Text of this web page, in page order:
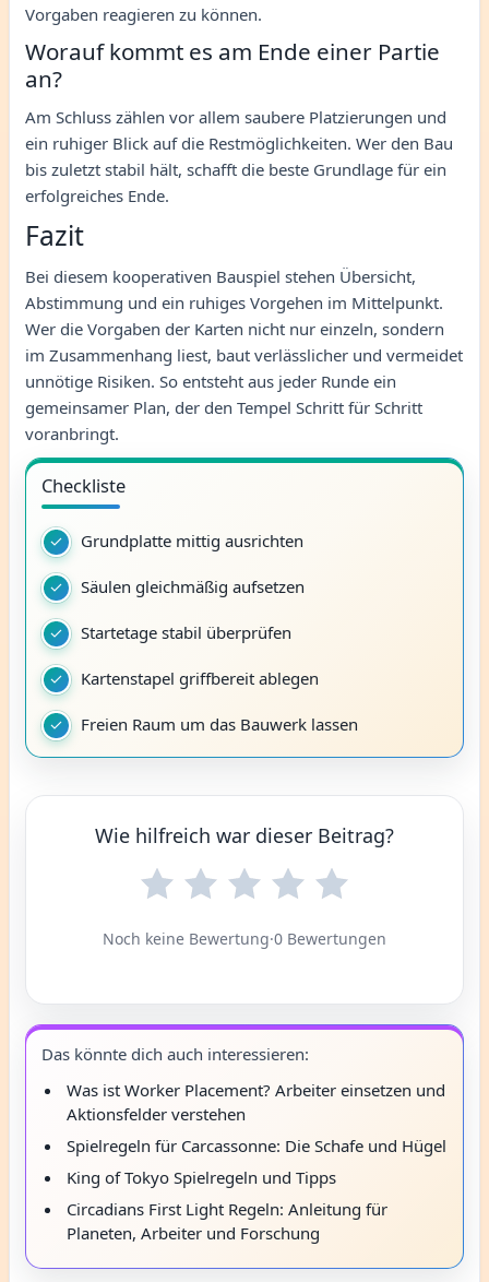
Vorgaben reagieren zu können.
Worauf kommt es am Ende einer Partie
an?
Am Schluss zählen vor allem saubere Platzierungen und
ein ruhiger Blick auf die Restmöglichkeiten. Wer den Bau
bis zuletzt stabil hält, schafft die beste Grundlage für ein
erfolgreiches Ende.
Fazit
Bei diesem kooperativen Bauspiel stehen Übersicht,
Abstimmung und ein ruhiges Vorgehen im Mittelpunkt.
Wer die Vorgaben der Karten nicht nur einzeln, sondern
im Zusammenhang liest, baut verlässlicher und vermeidet
unnötige Risiken. So entsteht aus jeder Runde ein
gemeinsamer Plan, der den Tempel Schritt für Schritt
voranbringt.
Checkliste
Grundplatte mittig ausrichten
Säulen gleichmäßig aufsetzen
Startetage stabil überprüfen
Kartenstapel griffbereit ablegen
Freien Raum um das Bauwerk lassen
Wie hilfreich war dieser Beitrag?
Noch keine Bewertung·0 Bewertungen
Das könnte dich auch interessieren:
Was ist Worker Placement? Arbeiter einsetzen und
Aktionsfelder verstehen
Spielregeln für Carcassonne: Die Schafe und Hügel
King of Tokyo Spielregeln und Tipps
Circadians First Light Regeln: Anleitung für
Planeten, Arbeiter und Forschung